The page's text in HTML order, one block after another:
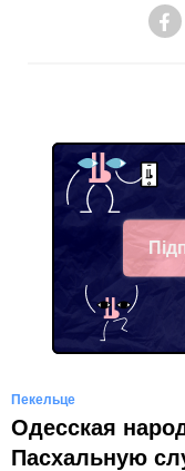
Пекельце
Одесская
Пасхальную